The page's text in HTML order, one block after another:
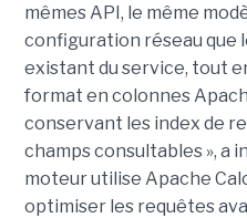
mêmes API, le même
configuration réseau que
existant du service, tout
format en colonnes
conservant les index de
champs consultables », a
moteur utilise Apache
optimiser les requêtes